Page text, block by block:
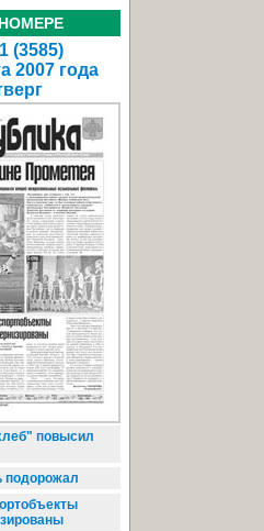
(3585)
2007 года
повысил
подорожал